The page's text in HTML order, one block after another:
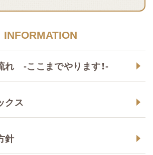
INFORMATION
れ -ここまでやります！-
クス
針